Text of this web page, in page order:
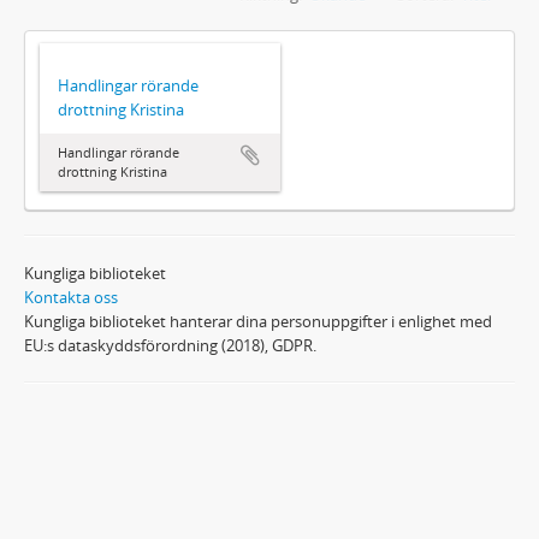
Handlingar rörande
drottning Kristina
Handlingar rörande
drottning Kristina
Kungliga biblioteket
Kontakta oss
Kungliga biblioteket hanterar dina personuppgifter i enlighet med
EU:s dataskyddsförordning (2018), GDPR.